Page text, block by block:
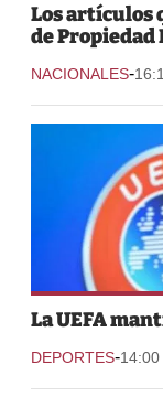
Los artículos
de Propiedad
NACIONALES-
La UEFA
DEPORTES-14:00